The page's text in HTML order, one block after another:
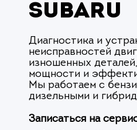
Subaru
Диагностика и
неисправностей
изношенных
мощности и
Мы работаем с
дизельными и
Записаться на